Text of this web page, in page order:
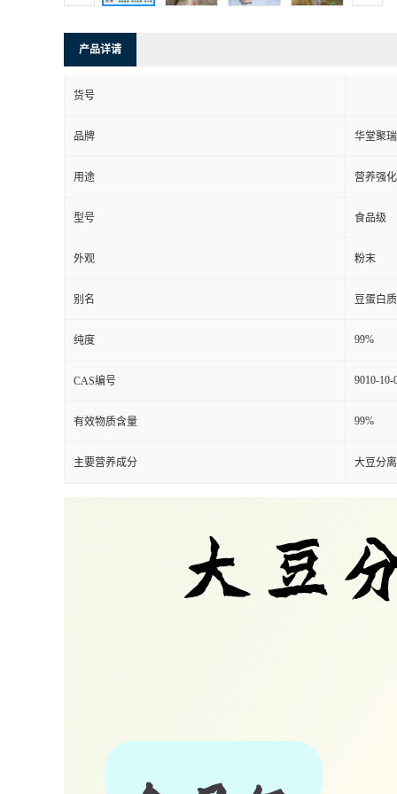
产品详请
货号
品牌 华堂聚瑞
用途 营养强
型号 食品级
外观 粉末
别名 豆蛋白质
纯度 99%
CAS编号 9010-10-
有效物质含量 99%
主要营养成分 大豆分